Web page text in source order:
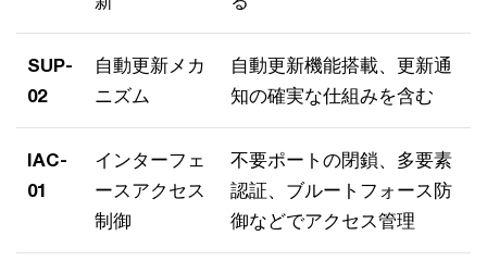
SUP-
02
自動更新メカ
ニズム
自動更新機能搭載、更新通
知の確実な仕組みを含む
IAC-
01
インターフェ
ースアクセス
制御
不要ポートの閉鎖、多要素
認証、ブルートフォース防
御などでアクセス管理